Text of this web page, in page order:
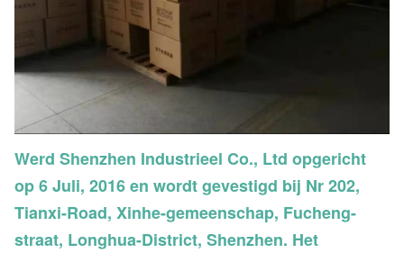
Werd Shenzhen Industrieel Co., Ltd opgericht
op 6 Juli, 2016 en wordt gevestigd bij Nr 202,
Tianxi-Road, Xinhe-gemeenschap, Fucheng-
straat, Longhua-District, Shenzhen. Het